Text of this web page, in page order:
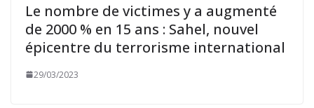
Le nombre de victimes y a augmenté
de 2000 % en 15 ans : Sahel, nouvel
épicentre du terrorisme international
29/03/2023